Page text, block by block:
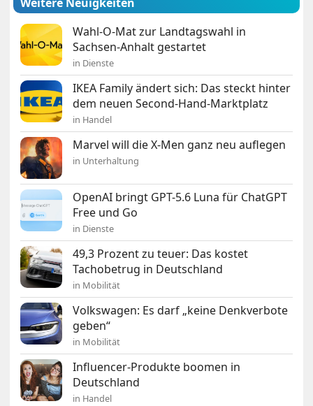
Wahl-O-Mat zur Landtagswahl in
Sachsen-Anhalt gestartet
in Dienste
IKEA Family ändert sich: Das steckt hinter
dem neuen Second-Hand-Marktplatz
in Handel
Marvel will die X-Men ganz neu auflegen
in Unterhaltung
OpenAI bringt GPT-5.6 Luna für ChatGPT
Free und Go
in Dienste
49,3 Prozent zu teuer: Das kostet
Tachobetrug in Deutschland
in Mobilität
Volkswagen: Es darf „keine Denkverbote
geben“
in Mobilität
Influencer-Produkte boomen in
Deutschland
in Handel